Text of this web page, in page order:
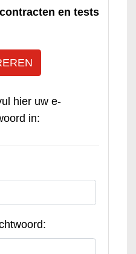
en tests
hier uw e-
in: